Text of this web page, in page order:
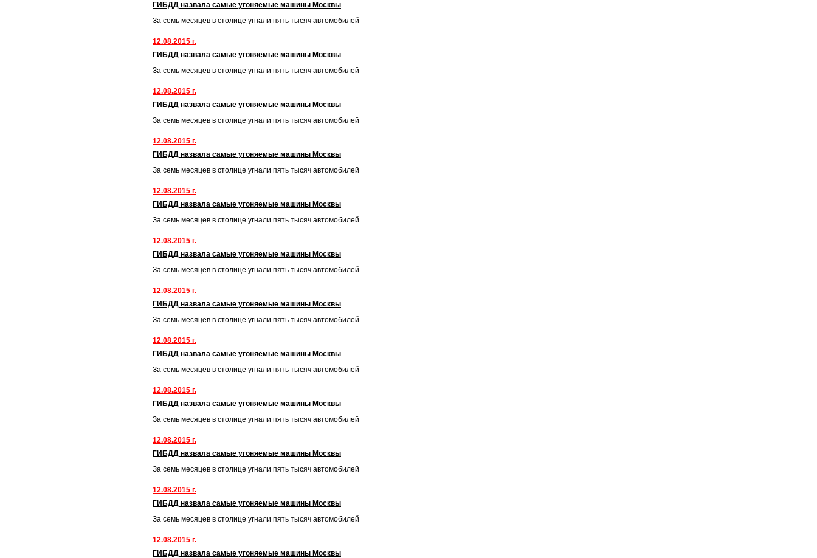
ГИБДД назвала самые угоняемые машины Москвы
За семь месяцев в столице угнали пять тысяч автомобилей
12.08.2015 г.
ГИБДД назвала самые угоняемые машины Москвы
За семь месяцев в столице угнали пять тысяч автомобилей
12.08.2015 г.
ГИБДД назвала самые угоняемые машины Москвы
За семь месяцев в столице угнали пять тысяч автомобилей
12.08.2015 г.
ГИБДД назвала самые угоняемые машины Москвы
За семь месяцев в столице угнали пять тысяч автомобилей
12.08.2015 г.
ГИБДД назвала самые угоняемые машины Москвы
За семь месяцев в столице угнали пять тысяч автомобилей
12.08.2015 г.
ГИБДД назвала самые угоняемые машины Москвы
За семь месяцев в столице угнали пять тысяч автомобилей
12.08.2015 г.
ГИБДД назвала самые угоняемые машины Москвы
За семь месяцев в столице угнали пять тысяч автомобилей
12.08.2015 г.
ГИБДД назвала самые угоняемые машины Москвы
За семь месяцев в столице угнали пять тысяч автомобилей
12.08.2015 г.
ГИБДД назвала самые угоняемые машины Москвы
За семь месяцев в столице угнали пять тысяч автомобилей
12.08.2015 г.
ГИБДД назвала самые угоняемые машины Москвы
За семь месяцев в столице угнали пять тысяч автомобилей
12.08.2015 г.
ГИБДД назвала самые угоняемые машины Москвы
За семь месяцев в столице угнали пять тысяч автомобилей
12.08.2015 г.
ГИБДД назвала самые угоняемые машины Москвы